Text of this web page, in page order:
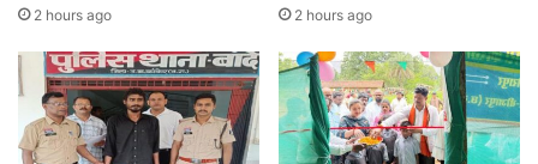
2 hours ago 2 hours ago